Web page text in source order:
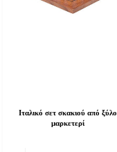
Ιταλικό σετ σκακιού από ξύλο
μαρκετερί